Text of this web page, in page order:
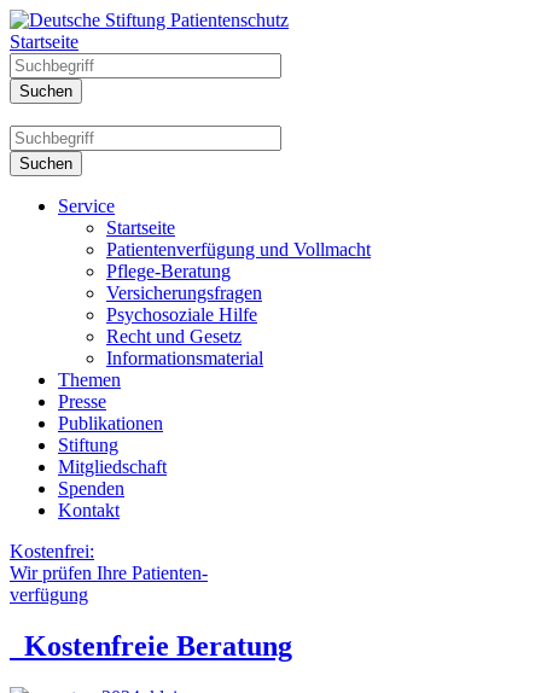
Startseite
Service
Startseite
Patientenverfügung und Vollmacht
Pflege-Beratung
Versicherungsfragen
Psychosoziale Hilfe
Recht und Gesetz
Informationsmaterial
Themen
Presse
Publikationen
Stiftung
Mitgliedschaft
Spenden
Kontakt
Kostenfrei:
Wir prüfen Ihre Patienten-
verfügung
Kostenfreie Beratung